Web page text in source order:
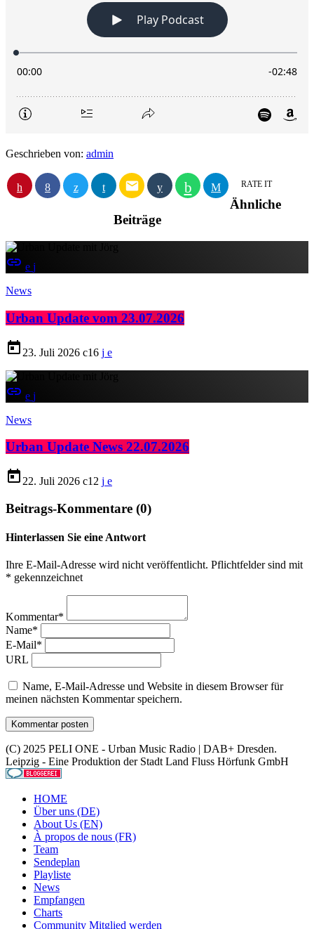
Geschrieben von: admin
email RATE IT
Ähnliche
Beiträge
insert_link
News
Urban Update vom 23.07.2026
today 23. Juli 2026 16
insert_link
News
Urban Update News 22.07.2026
today 22. Juli 2026 12
Beitrags-Kommentare (0)
Hinterlassen Sie eine Antwort
Ihre E-Mail-Adresse wird nicht veröffentlicht. Pflichtfelder sind mit
* gekennzeichnet
Kommentar*
Name*
E-Mail*
URL
Name, E-Mail-Adresse und Website in diesem Browser für
meinen nächsten Kommentar speichern.
(C) 2025 PELI ONE - Urban Music Radio | DAB+ Dresden.
Leipzig - Eine Produktion der Stadt Land Fluss Hörfunk GmbH
HOME
Über uns (DE)
About Us (EN)
À propos de nous (FR)
Team
Sendeplan
Playliste
News
Empfangen
Charts
Community Mitglied werden